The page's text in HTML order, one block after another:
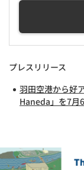
プレスリリース
羽田空港から好
Haneda」を7月